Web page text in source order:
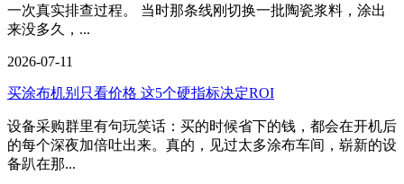
一次真实排查过程。 当时那条线刚切换一批陶瓷浆料，涂出
来没多久，...
2026-07-11
买涂布机别只看价格 这5个硬指标决定ROI
设备采购群里有句玩笑话：买的时候省下的钱，都会在开机后
的每个深夜加倍吐出来。真的，见过太多涂布车间，崭新的设
备趴在那...